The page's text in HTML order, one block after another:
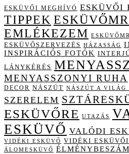
ESKÜVŐI MEGHÍVÓ ESKÜVŐI
TIPPEK
EMLÉKEZEM
ESKÜVŐSZERVEZÉS HÁZASSÁG
INSPIRÁCIÓS FOTÓK
LÁNYKÉRÉS
MENYASSZONYI RUHA
DECOR NÁSZÚT NÁSZÚT A VILÁG
SZERELEM
ESKÜVŐRE
UTAZÁS
ESKÜVŐ VALÓDI
VIDÉKI ESKÜVŐ VIDÉKI
ÁLOMESKÜVŐ